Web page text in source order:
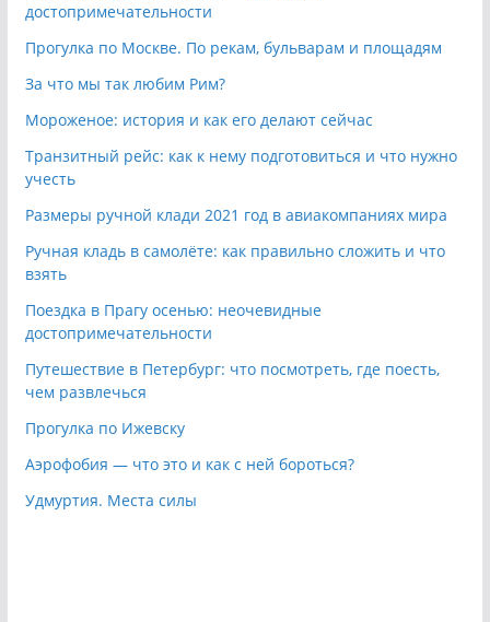
достопримечательности
Прогулка по Москве. По рекам, бульварам и площадям
За что мы так любим Рим?
Мороженое: история и как его делают сейчас
Транзитный рейс: как к нему подготовиться и что нужно
учесть
Размеры ручной клади 2021 год в авиакомпаниях мира
Ручная кладь в самолёте: как правильно сложить и что
взять
Поездка в Прагу осенью: неочевидные
достопримечательности
Путешествие в Петербург: что посмотреть, где поесть,
чем развлечься
Прогулка по Ижевску
Аэрофобия — что это и как с ней бороться?
Удмуртия. Места силы